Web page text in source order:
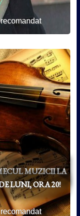
recomandat
MUZICII LA
LUNI, ORA 20!
recomandat